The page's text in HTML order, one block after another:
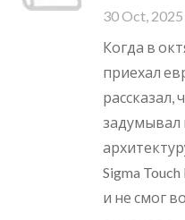
30 Oct, 2025
Когда в
приехал
рассказал,
задумывал
Sigma
и не смог